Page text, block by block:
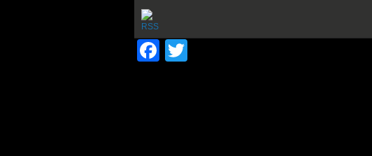
Facebook